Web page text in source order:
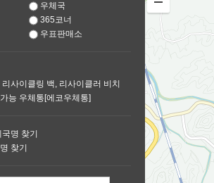
우체국
365코너
우표판매소
사이클링 백, 리사이클러 비치
능 우체통[에코우체통]
명 찾기
찾기